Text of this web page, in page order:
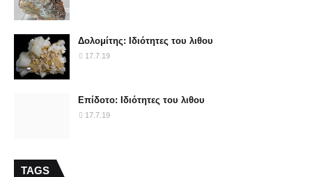
Δολομίτης: Ιδιότητες του λιθου
17.7.19
Επίδοτο: Ιδιότητες του λιθου
17.7.19
TAGS